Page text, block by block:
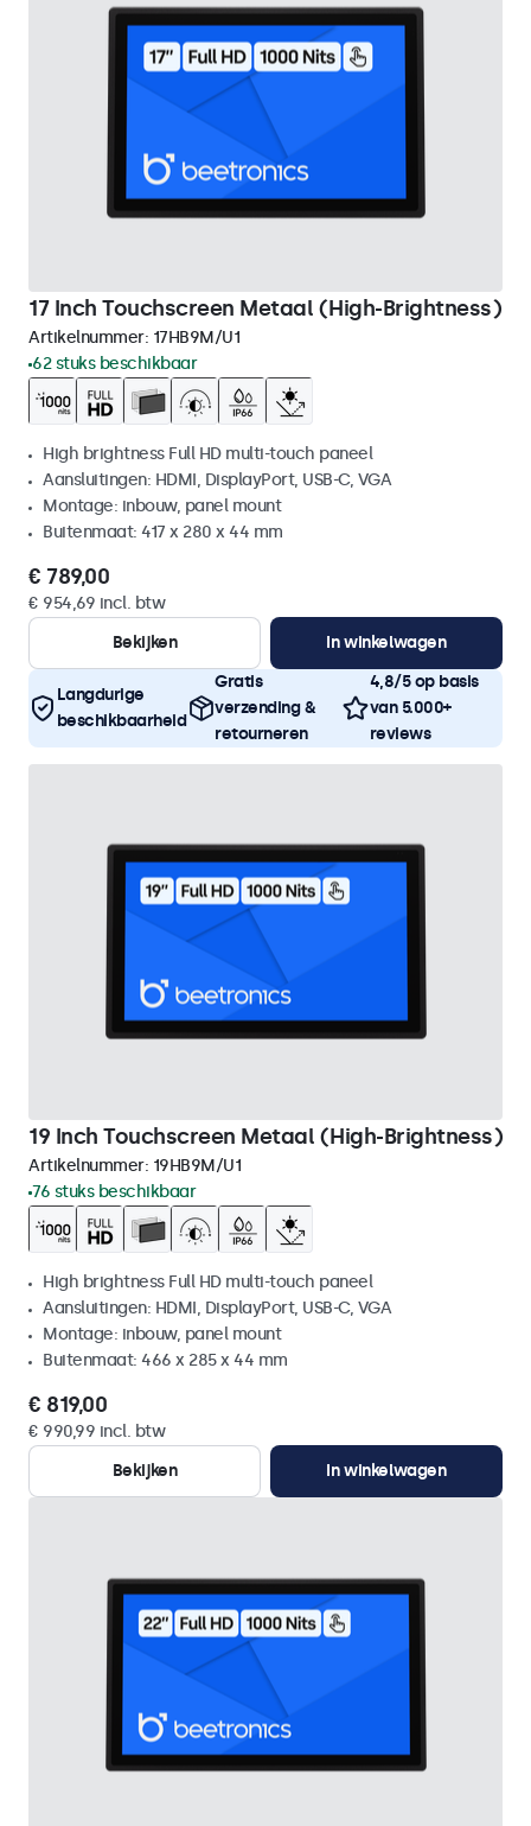
17 Inch Touchscreen Metaal (High-Brightness)
Artikelnummer: 17HB9M/U1
62 stuks beschikbaar
High brightness Full HD multi-touch paneel
Aansluitingen: HDMI, DisplayPort, USB-C, VGA
Montage: inbouw, panel mount
Buitenmaat: 417 x 280 x 44 mm
€ 789,00
€ 954,69 incl. btw
Bekijken
In winkelwagen
Langdurige
beschikbaarheid
Gratis
verzending &
retourneren
4,8/5 op basis
van 5.000+
reviews
19 Inch Touchscreen Metaal (High-Brightness)
Artikelnummer: 19HB9M/U1
76 stuks beschikbaar
High brightness Full HD multi-touch paneel
Aansluitingen: HDMI, DisplayPort, USB-C, VGA
Montage: inbouw, panel mount
Buitenmaat: 466 x 285 x 44 mm
€ 819,00
€ 990,99 incl. btw
Bekijken
In winkelwagen